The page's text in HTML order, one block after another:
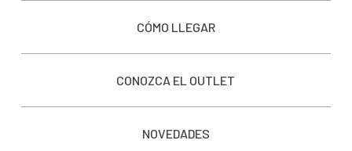
CÓMO LLEGAR
CONOZCA EL OUTLET
NOVEDADES